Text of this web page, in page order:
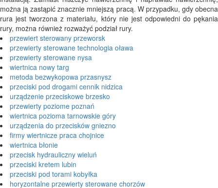
można ją zastąpić znacznie mniejszą pracą. W przypadku, gdy obecna
rura jest tworzona z materiału, który nie jest odpowiedni do pękania
rury, można również rozważyć podział rury.
przewiert sterowany przeworsk
przewierty sterowane technologia oława
przewierty sterowane nysa
wiertnica nowy targ
metoda bezwykopowa przasnysz
przeciski pod drogami cennik nidzica
urządzenie przeciskowe brzesko
przewierty poziome poznań
wiertnica pozioma tarnowskie góry
urządzenia do przecisków gniezno
firmy wiertnicze praca chojnice
wiertnica błonie
przecisk hydrauliczny wieluń
przeciski kretem lubin
przeciski pod torami kobyłka
horyzontalne przewierty sterowane chorzów